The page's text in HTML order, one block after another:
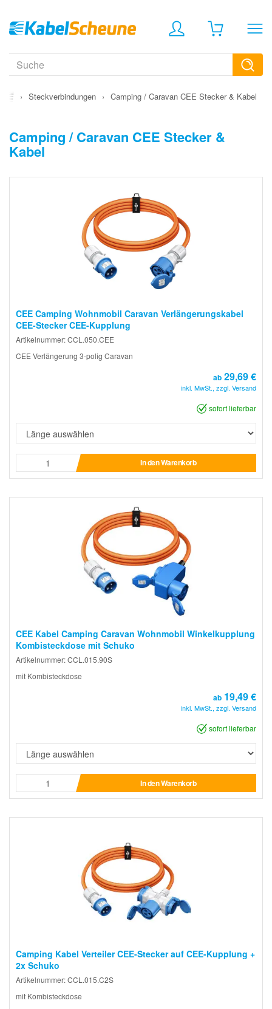
› Steckverbindungen › Camping / Caravan CEE Stecker & Kabel
Camping / Caravan CEE Stecker &
Kabel
CEE Camping Wohnmobil Caravan Verlängerungskabel
CEE-Stecker CEE-Kupplung
Artikelnummer: CCL.050.CEE
CEE Verlängerung 3-polig Caravan
ab 29,69 €
inkl. MwSt., zzgl. Versand
sofort lieferbar
In den Warenkorb
CEE Kabel Camping Caravan Wohnmobil Winkelkupplung
Kombisteckdose mit Schuko
Artikelnummer: CCL.015.90S
mit Kombisteckdose
ab 19,49 €
inkl. MwSt., zzgl. Versand
sofort lieferbar
In den Warenkorb
Camping Kabel Verteiler CEE-Stecker auf CEE-Kupplung +
2x Schuko
Artikelnummer: CCL.015.C2S
mit Kombisteckdose